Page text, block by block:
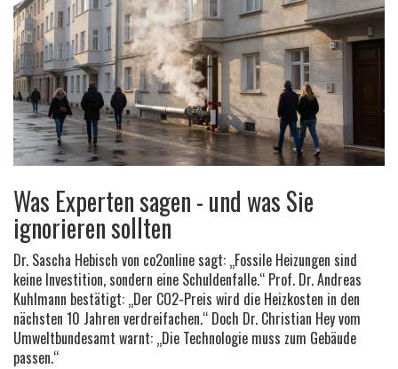
Was Experten sagen - und was Sie
ignorieren sollten
Dr. Sascha Hebisch von co2online sagt: „Fossile Heizungen sind
keine Investition, sondern eine Schuldenfalle.“ Prof. Dr. Andreas
Kuhlmann bestätigt: „Der CO2-Preis wird die Heizkosten in den
nächsten 10 Jahren verdreifachen.“ Doch Dr. Christian Hey vom
Umweltbundesamt warnt: „Die Technologie muss zum Gebäude
passen.“